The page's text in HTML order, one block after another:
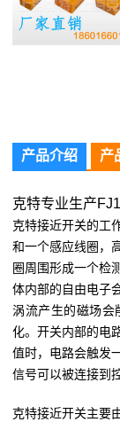
产品介绍 产
克特专业生产
克特接近开关的工
和一个感应线圈，
圈周围形成一个检
体内部的自由电子
涡流产生的磁场会
化。开关内部的电
值时，电路会触发
信号可以被连接到
克特接近开关主要